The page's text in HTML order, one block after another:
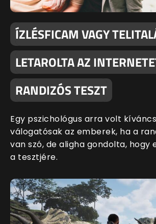
ÍZLÉSFICAM VAGY
LETAROLTA AZ
RANDIZÓS TESZT
Egy pszichológus arra volt
válogatósak az emberek, ha a
van szó, de aligha gondolta, hogy
a tesztjére.